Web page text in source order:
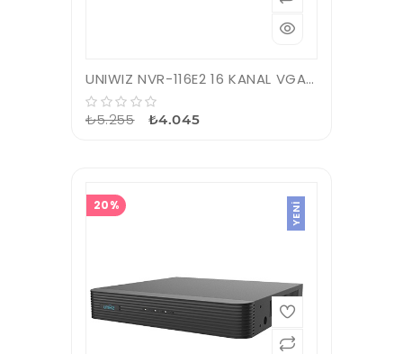
UNIWIZ NVR-116E2 16 KANAL VGA/HDMI H265 NVR KAYIT CİHAZI
₺5.255 ₺4.045
20% YENI